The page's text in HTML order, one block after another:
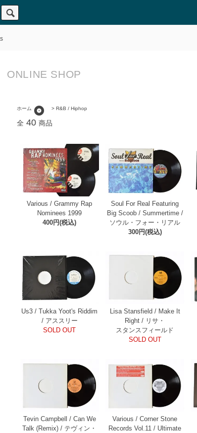
ONLINE SHOP
ホーム >
album R&B / Hiphop
全 40 商品
Various / Grammy Rap
Nominees 1999
400円(税込)
Soul For Real Featuring
Big Scoob / Summertime /
ソウル・フォー・リアル
300円(税込)
Us3 / Tukka Yoot's Riddim
/ アススリー
SOLD OUT
Lisa Stansfield / Make It
Right / リサ・
スタンスフィールド
SOLD OUT
Tevin Campbell / Can We
Talk (Remix) / テヴィン・
Various / Corner Stone
Records Vol.11 / Ultimate